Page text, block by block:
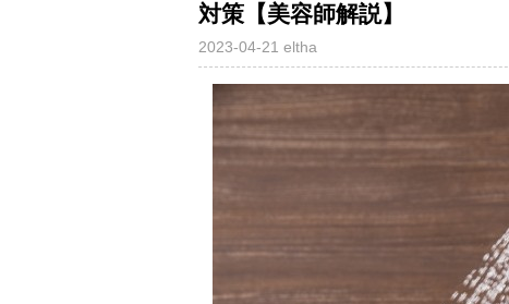
対策【美容師解説】
2023-04-21 eltha